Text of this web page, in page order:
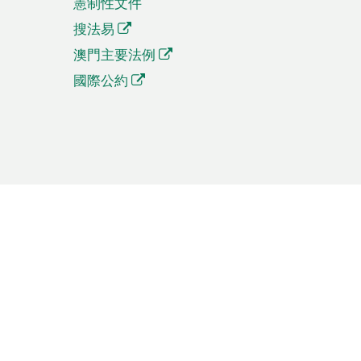
搜法易
澳門主要法例
國際公約